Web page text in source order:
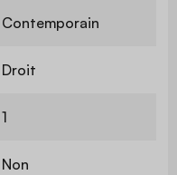
Contemporain
Droit
1
Non